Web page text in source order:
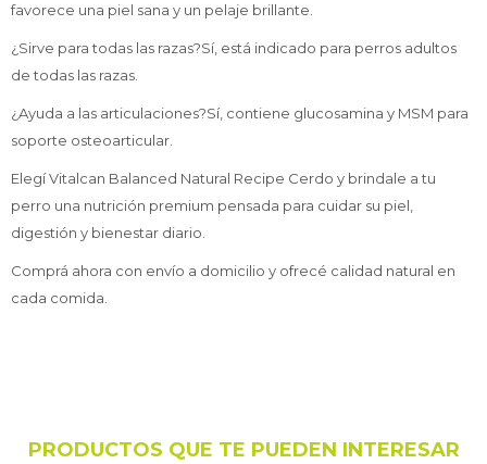
favorece una piel sana y un pelaje brillante.
¿Sirve para todas las razas?Sí, está indicado para perros adultos
de todas las razas.
¿Ayuda a las articulaciones?Sí, contiene glucosamina y MSM para
soporte osteoarticular.
Elegí Vitalcan Balanced Natural Recipe Cerdo y brindale a tu
perro una nutrición premium pensada para cuidar su piel,
digestión y bienestar diario.
Comprá ahora con envío a domicilio y ofrecé calidad natural en
cada comida.
PRODUCTOS QUE TE PUEDEN INTERESAR